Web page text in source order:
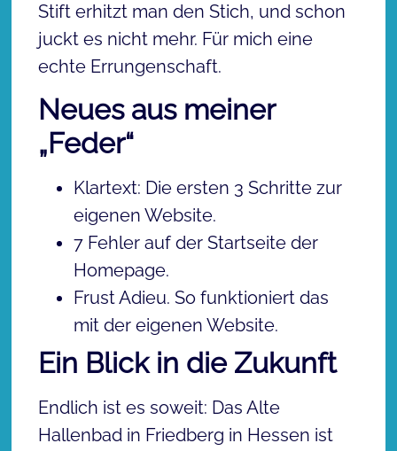
Stift erhitzt man den Stich, und schon
juckt es nicht mehr. Für mich eine
echte Errungenschaft.
Neues aus meiner
„Feder“
Klartext: Die ersten 3 Schritte zur
eigenen Website.
7 Fehler auf der Startseite der
Homepage.
Frust Adieu. So funktioniert das
mit der eigenen Website.
Ein Blick in die Zukunft
Endlich ist es soweit: Das Alte
Hallenbad in Friedberg in Hessen ist